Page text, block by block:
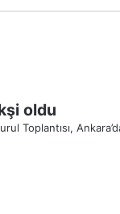
oldu
Toplantısı,